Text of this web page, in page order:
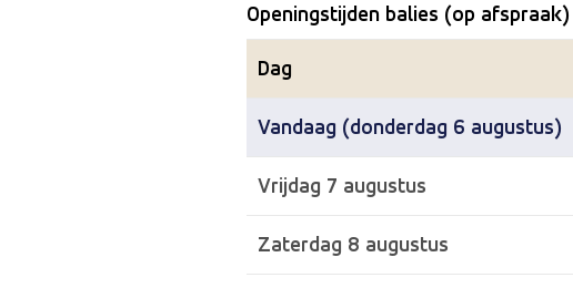
Openingstijden balies (op afspraak)
Dag
Vandaag (donderdag 6 augustus)
Vrijdag 7 augustus
Zaterdag 8 augustus